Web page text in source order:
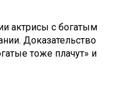
актрисы с богатым
Доказательство
тоже плачут» и